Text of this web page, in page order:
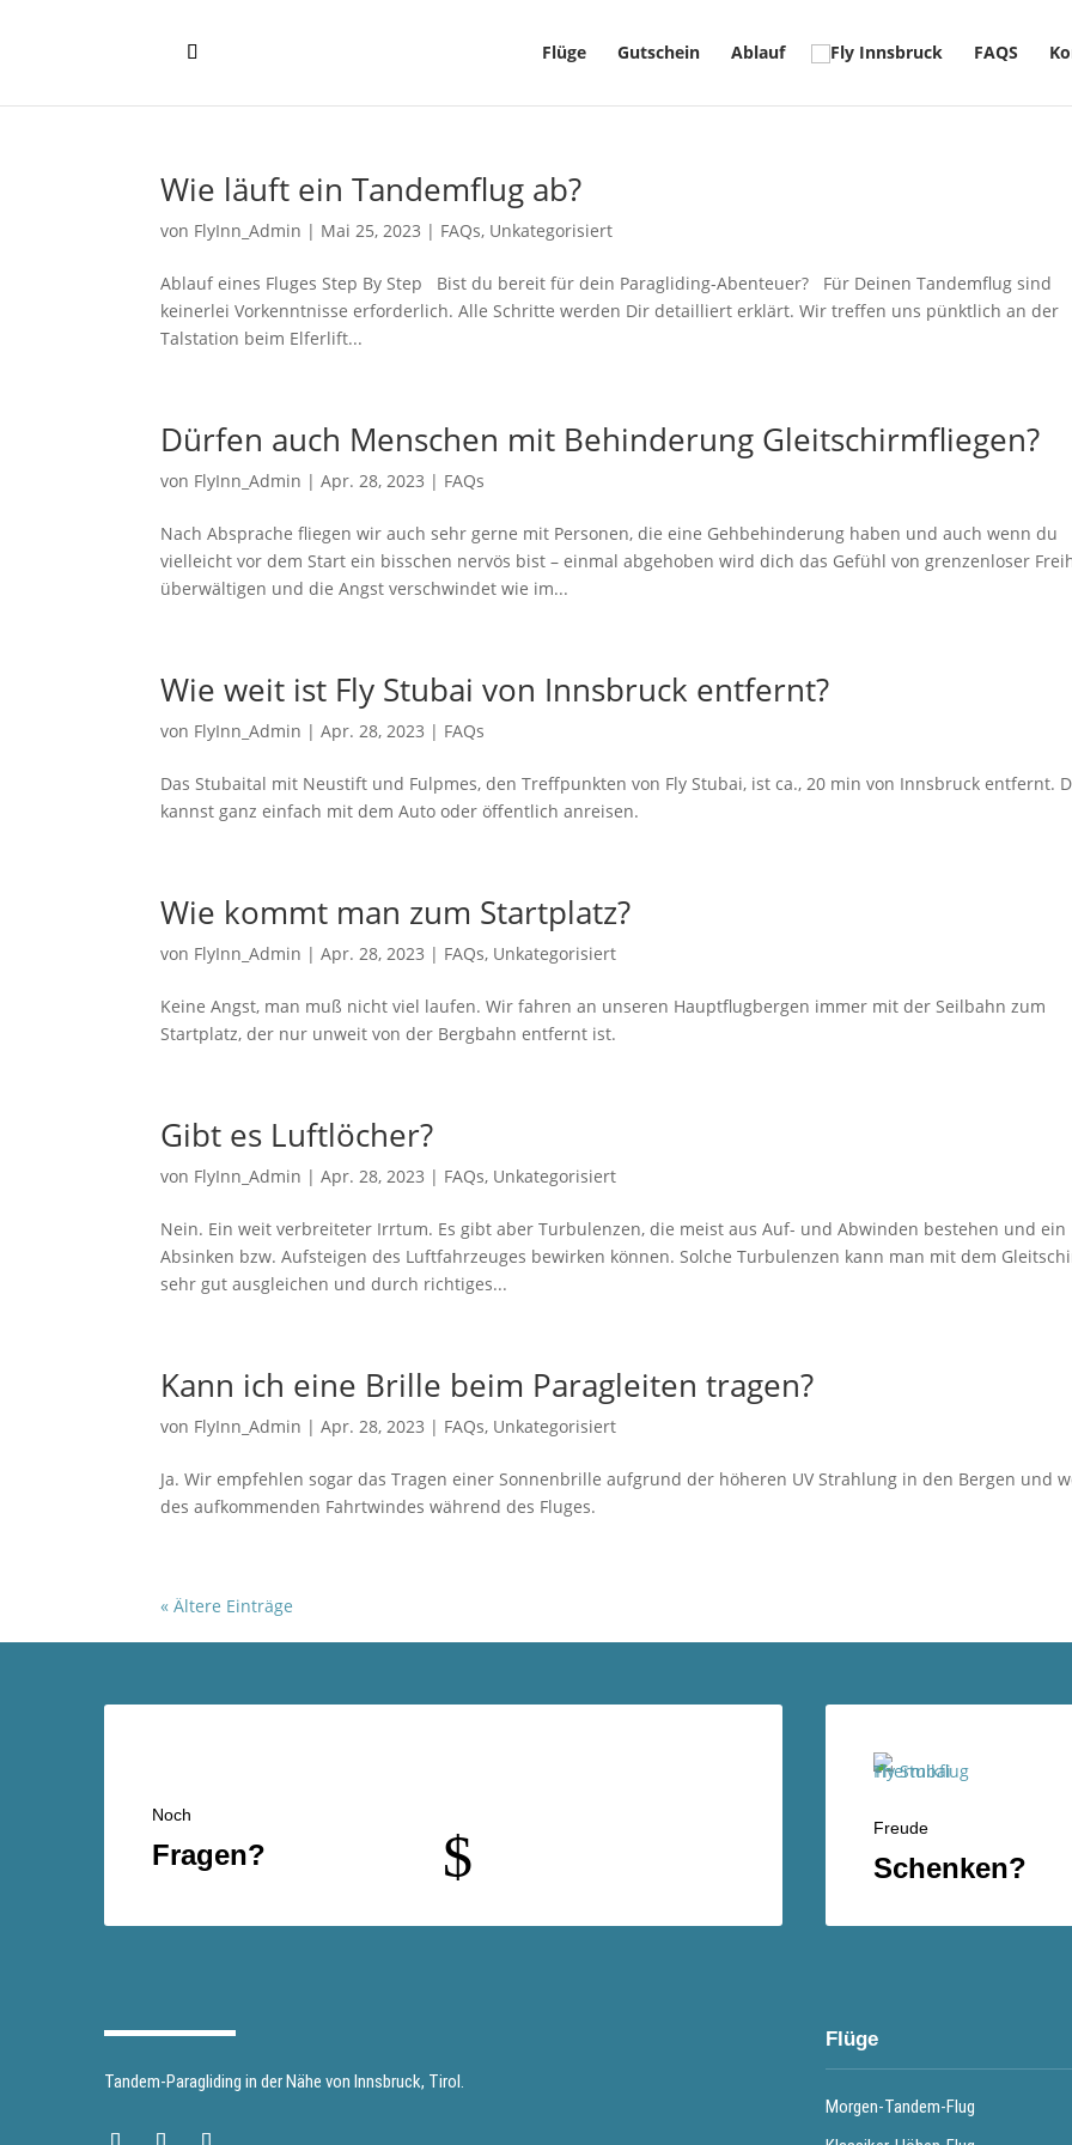
Flüge Gutschein Ablauf FAQS
Wie läuft ein Tandemflug ab?
von FlyInn_Admin | Mai 25, 2023 | FAQs, Unkategorisiert
Ablauf eines Fluges Step By Step Bist du bereit für dein Paragliding-Abenteuer? Für Deinen Tandemflug sind
keinerlei Vorkenntnisse erforderlich. Alle Schritte werden Dir detailliert erklärt. Wir treffen uns pünktlich an der
Talstation beim Elferlift...
Dürfen auch Menschen mit Behinderung Gleitschirmfliegen?
von FlyInn_Admin |Apr. 28, 2023 | FAQs
Nach Absprache fliegen wir auch sehr gerne mit Personen, die eine Gehbehinderung haben und auch wenn du
vielleicht vor dem Start ein bisschen nervös bist – einmal abgehoben wird dich das Gefühl von grenzenloser
überwältigen und die Angst verschwindet wie im...
Wie weit ist Fly Stubai von Innsbruck entfernt?
von FlyInn_Admin |Apr. 28, 2023 | FAQs
Das Stubaital mit Neustift und Fulpmes, den Treffpunkten von Fly Stubai, ist ca., 20 min von Innsbruck entfernt.
kannst ganz einfach mit dem Auto oder öffentlich anreisen.
Wie kommt man zum Startplatz?
von FlyInn_Admin |Apr. 28, 2023 | FAQs, Unkategorisiert
Keine Angst, man muß nicht viel laufen. Wir fahren an unseren Hauptflugbergen immer mit der Seilbahn zum
Startplatz, der nur unweit von der Bergbahn entfernt ist.
Gibt es Luftlöcher?
von FlyInn_Admin |Apr. 28, 2023 | FAQs, Unkategorisiert
Nein. Ein weit verbreiteter Irrtum. Es gibt aber Turbulenzen, die meist aus Auf- und Abwinden bestehen und ein
Absinken bzw. Aufsteigen des Luftfahrzeuges bewirken können. Solche Turbulenzen kann man mit dem
sehr gut ausgleichen und durch richtiges...
Kann ich eine Brille beim Paragleiten tragen?
von FlyInn_Admin |Apr. 28, 2023 | FAQs, Unkategorisiert
Ja. Wir empfehlen sogar das Tragen einer Sonnenbrille aufgrund der höheren UV Strahlung in den Bergen und
des aufkommenden Fahrtwindes während des Fluges.
« Ältere Einträge
Noch
Fragen? $ Freude
Schenken?
Tandem-Paragliding in der Nähe von Innsbruck, Tirol.
Flüge
Morgen-Tandem-Flug